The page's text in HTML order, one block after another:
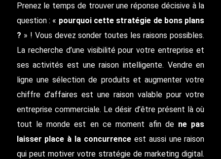
Prenez le temps de trouver une réponse décisive à la
question : « pourquoi cette stratégie de bons plans
? » ! Vous devez sonder toutes les raisons possibles.
La recherche d’une visibilité pour votre entreprise et
ses activités est une raison intelligente. Vendre en
ligne une sélection de produits et augmenter votre
chiffre d’affaires est une raison valable pour votre
entreprise commerciale. Le désir d’être présent là où
tout le monde est en ce moment afin de ne pas
laisser place à la concurrence est aussi une raison
qui peut motiver votre stratégie de marketing digital.